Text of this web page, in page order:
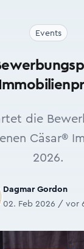
Events
die
Cäsar®
2026.
Dagmar Gordon
02. Feb 2026 / vor